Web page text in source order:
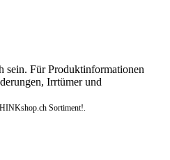
sein. Für Produktinformationen
Irrtümer und
Sortiment!.